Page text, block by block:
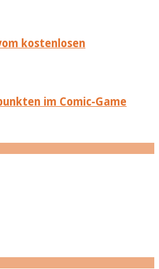
kostenlosen
im Comic-Game